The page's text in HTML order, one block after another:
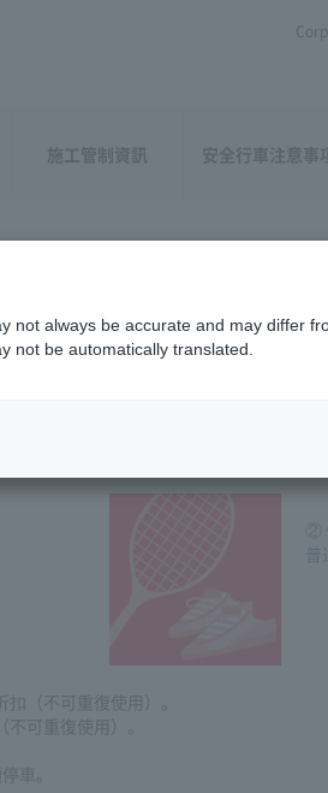
施工管制資訊 安全行車注意事
②
（不可重復使用）。
可重復使用）。
車。
always be accurate and may differ
not be automatically translated.